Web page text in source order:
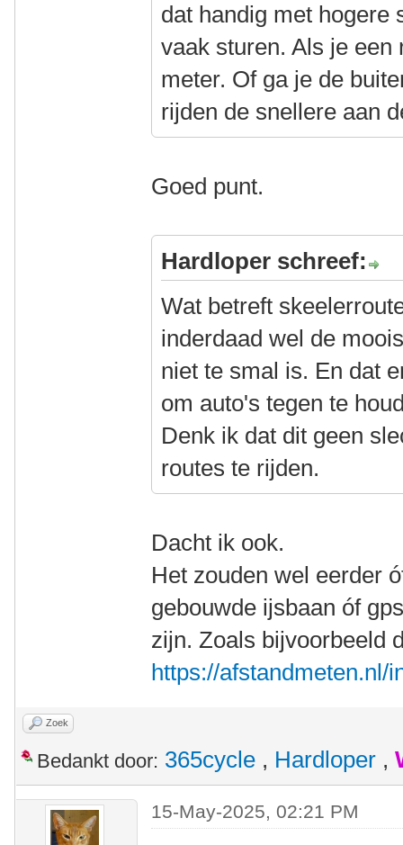
dat handig met hogere
vaak sturen. Als je een
meter. Of ga je de
rijden de snellere aan
Goed punt.
Hardloper schreef:
Wat betreft
inderdaad wel de
niet te smal is. En dat
om auto's tegen te
Denk ik dat dit geen
routes te rijden.
Dacht ik ook.
Het zouden wel eerder
gebouwde ijsbaan óf
zijn. Zoals bijvoorbeeld
https://afstandmeten.nl/
Zoek
Bedankt door: 365cycle , Hardloper ,
15-May-2025, 02:21 PM